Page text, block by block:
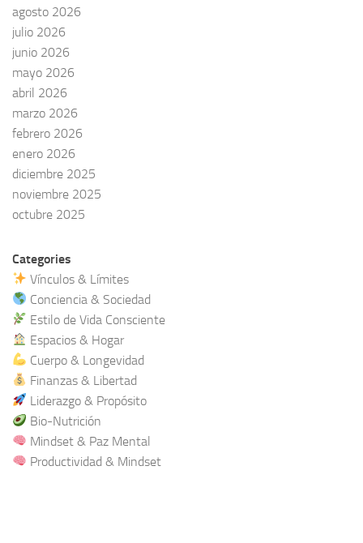
agosto 2026
julio 2026
junio 2026
mayo 2026
abril 2026
marzo 2026
febrero 2026
enero 2026
diciembre 2025
noviembre 2025
octubre 2025
Categories
Vínculos & Límites
Conciencia & Sociedad
Estilo de Vida Consciente
Espacios & Hogar
Cuerpo & Longevidad
Finanzas & Libertad
Liderazgo & Propósito
Bio-Nutrición
Mindset & Paz Mental
Productividad & Mindset